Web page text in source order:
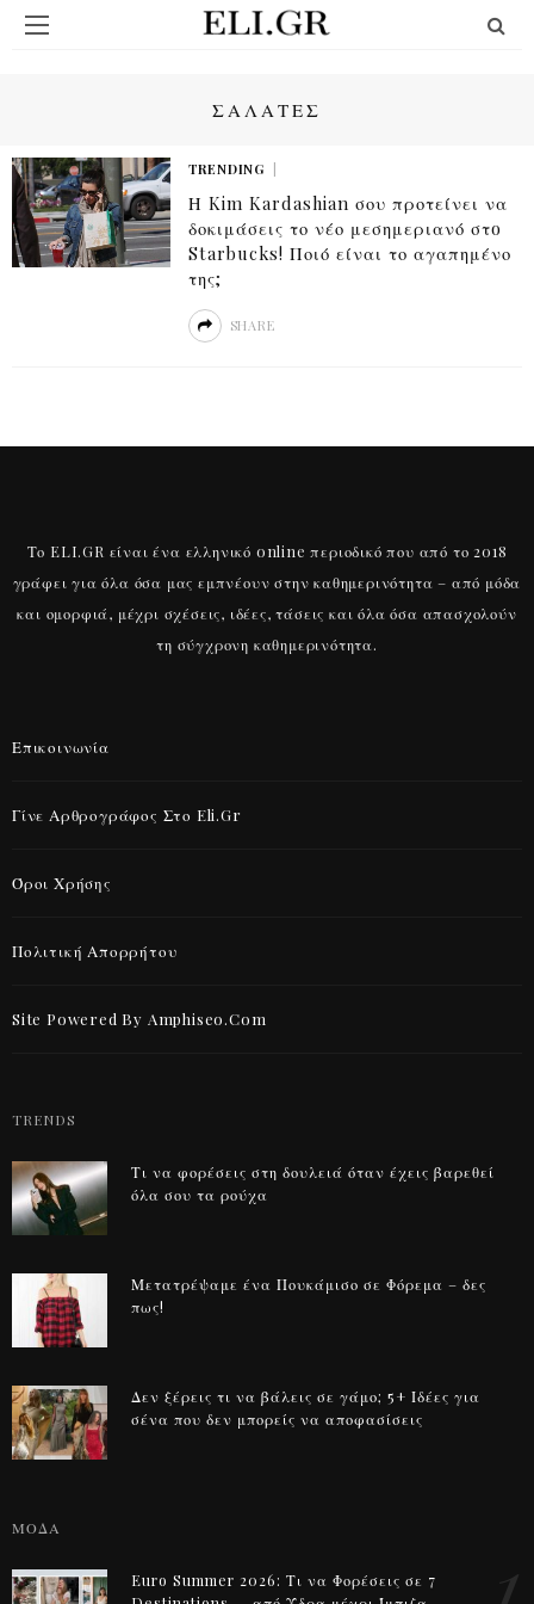
ΣΑΛΆΤΕΣ
TRENDING
Η Kim Kardashian σου προτείνει να
δοκιμάσεις το νέο μεσημεριανό στo
Starbucks! Ποιό είναι το αγαπημένο
της;
SHARE
Το ELI.GR είναι ένα ελληνικό online περιοδικό που από το 2018
γράφει για όλα όσα μας εμπνέουν στην καθημερινότητα – από μόδα
και ομορφιά, μέχρι σχέσεις, ιδέες, τάσεις και όλα όσα απασχολούν
τη σύγχρονη καθημερινότητα.
Επικοινωνία
Γίνε Αρθρογράφος Στο Eli.gr
Όροι Χρήσης
Πολιτική Απορρήτου
Site Powered By Amphiseo.com
TRENDS
Τι να φορέσεις στη δουλειά όταν έχεις βαρεθεί
όλα σου τα ρούχα
Μετατρέψαμε ένα Πουκάμισο σε Φόρεμα – δες
πως!
Δεν ξέρεις τι να βάλεις σε γάμο; 5+ Ιδέες για
σένα που δεν μπορείς να αποφασίσεις
ΜΟΔΑ
Euro Summer 2026: Τι να Φορέσεις σε 7
1